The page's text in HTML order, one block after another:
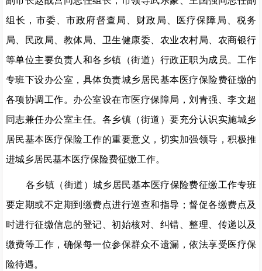
组长， 市委、市政府督查局、 财政局、医疗保障局、税务
局、民政局、 教体局、 卫生健康委、 农业农村局 、农商银行
等单位主要负责人和各乡镇 （街道） 行政正职为成员。 工作
专班下设办公室，具体负责城乡居民基本医疗保险费征缴的
各项协调工作。 办公室设在市医疗保障局，刘青强、李文超
同志兼任办公室主任。各乡镇 （街道 ）要充分认识实施城乡
居民基本医疗保险工作的重要意义，切实加强领导，积极推
进城乡居民基本医疗保险费征缴工作。
各乡镇 （街道 ）城乡居民基本医疗保险费征缴工作专班
要定期或不定期到缴费点进行巡查和指导；督促各缴费点及
时进行征缴信息的登记、初始核对、纠错、整理、传递 以及
缴费等工作，确保每一位参保群众不遗漏，依法享受医疗保
险待遇。